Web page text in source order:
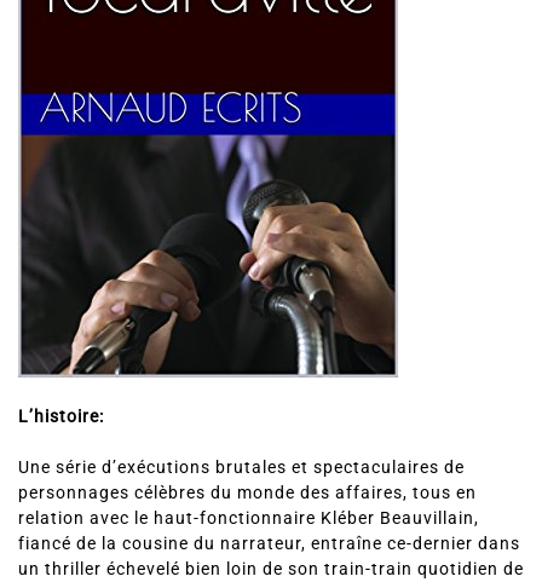
L’histoire:
Une série d’exécutions brutales et spectaculaires de
personnages célèbres du monde des affaires, tous en
relation avec le haut-fonctionnaire Kléber Beauvillain,
fiancé de la cousine du narrateur, entraîne ce-dernier dans
un thriller échevelé bien loin de son train-train quotidien de